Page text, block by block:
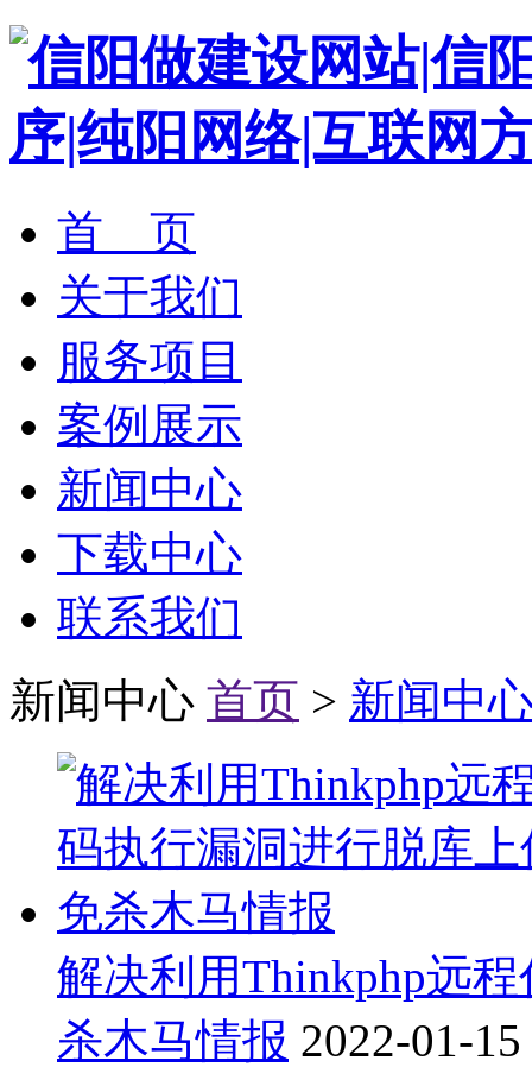
首 页
关于我们
服务项目
案例展示
新闻中心
下载中心
联系我们
新闻中心 首页 > 新闻中
解决利用Thinkphp远
杀木马情报 2022-01-